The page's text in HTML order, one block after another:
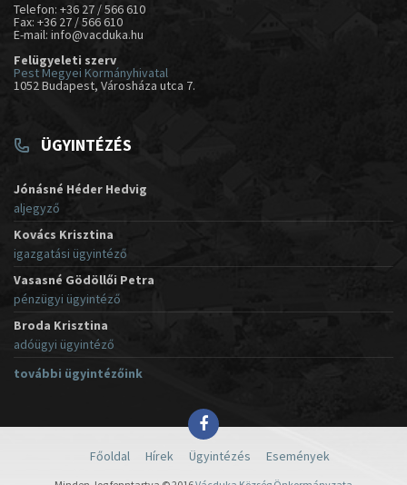
Telefon: +36 27 / 566 610
Fax: +36 27 / 566 610
E-mail: info@vacduka.hu
Felügyeleti szerv
Pest Megyei Kormányhivatal
1052 Budapest, Városháza utca 7.
ÜGYINTÉZÉS
Jónásné Héder Hedvig
aljegyző
Kovács Krisztina
igazgatási ügyintéző
Vasasné Gödöllői Petra
pénzügyi ügyintéző
Broda Krisztina
adóügyi ügyintéző
további ügyintézőink
Főoldal Hírek Ügyintézés Események